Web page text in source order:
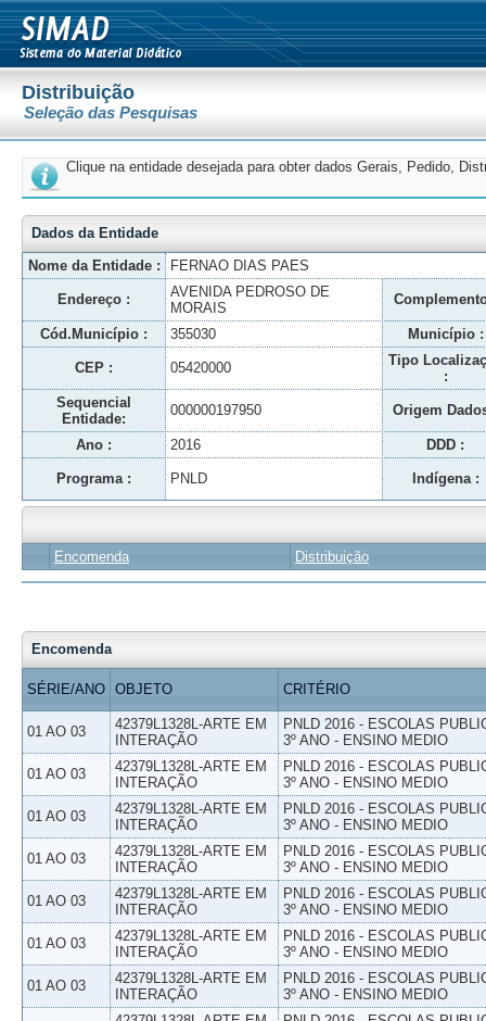
Distribuição
Seleção das Pesquisas
Clique na entidade desejada para obter dados Gerais, Pedido,
Dados da Entidade
Nome da Entidade :
FERNAO DIAS PAES
Endereço :
AVENIDA PEDROSO DE
MORAIS
Cód.Município : 355030 Município :
CEP : 05420000
Tipo
:
Sequencial
Entidade:
000000197950 Origem
Ano : 2016 DDD :
Programa : PNLD Indígena :
Encomenda Distribuição
Encomenda
SÉRIE/ANO OBJETO CRITÉRIO
01 AO 03
42379L1328L-ARTE EM
INTERAÇÃO
PNLD 2016 - ESCOLAS
3º ANO - ENSINO MEDIO
01 AO 03
42379L1328L-ARTE EM
INTERAÇÃO
PNLD 2016 - ESCOLAS
3º ANO - ENSINO MEDIO
01 AO 03
42379L1328L-ARTE EM
INTERAÇÃO
PNLD 2016 - ESCOLAS
3º ANO - ENSINO MEDIO
01 AO 03
42379L1328L-ARTE EM
INTERAÇÃO
PNLD 2016 - ESCOLAS
3º ANO - ENSINO MEDIO
01 AO 03
42379L1328L-ARTE EM
INTERAÇÃO
PNLD 2016 - ESCOLAS
3º ANO - ENSINO MEDIO
01 AO 03
42379L1328L-ARTE EM
INTERAÇÃO
PNLD 2016 - ESCOLAS
3º ANO - ENSINO MEDIO
01 AO 03
42379L1328L-ARTE EM
INTERAÇÃO
PNLD 2016 - ESCOLAS
3º ANO - ENSINO MEDIO